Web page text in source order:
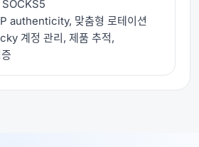
authenticity, 맞춤형 로테이션
계정 관리, 제품 추적,